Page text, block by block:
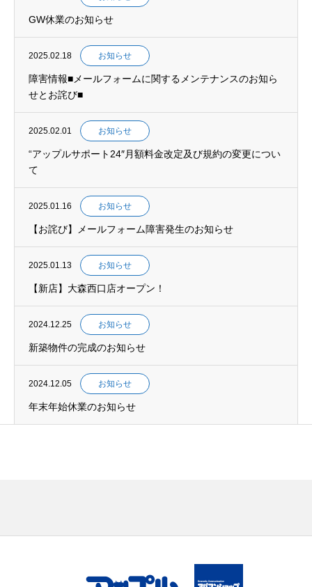
GW休業のお知らせ
2025.02.18 お知らせ
障害情報■メールフォームに関するメンテナンスのお知ら
せとお詫び■
2025.02.01 お知らせ
“アップルサポート24″月額料金改定及び規約の変更につい
て
2025.01.16 お知らせ
【お詫び】メールフォーム障害発生のお知らせ
2025.01.13 お知らせ
【新店】大森西口店オープン！
2024.12.25 お知らせ
新築物件の完成のお知らせ
2024.12.05 お知らせ
年末年始休業のお知らせ